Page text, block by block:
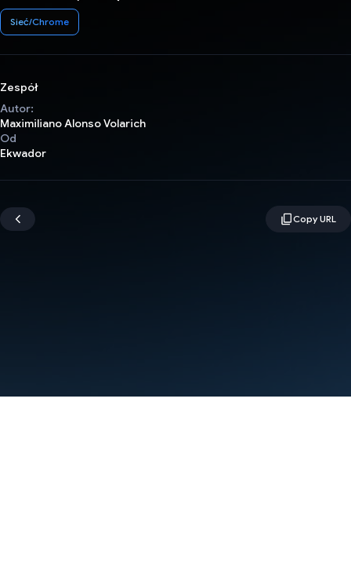
Sieć/Chrome
Zespół
Autor:
Maximiliano Alonso Volarich
Od
Ekwador